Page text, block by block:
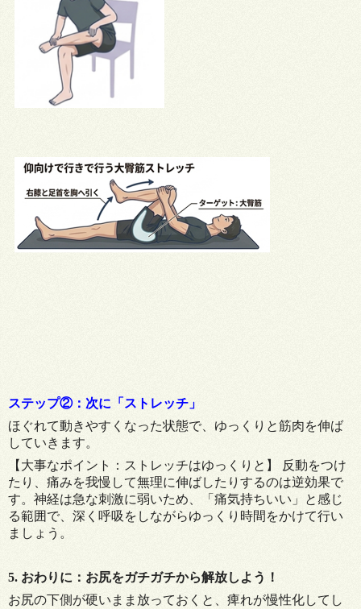
ステップ②：次に「ストレッチ」
ほぐれて動きやすくなった状態で、ゆっくりと筋肉を伸ば
していきます。
【大事なポイント：ストレッチはゆっくりと】 反動をつけ
たり、痛みを我慢して無理に伸ばしたりするのは逆効果で
す。神経は急な刺激に弱いため、「痛気持ちいい」と感じ
る範囲で、深く呼吸をしながらゆっくり時間をかけて行い
ましょう。
5. おわりに：お尻をガチガチから解放しよう！
お尻の下側が硬いまま放っておくと、痺れが慢性化してし